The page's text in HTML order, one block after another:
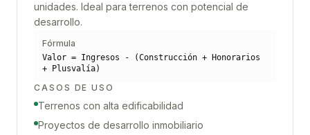
unidades. Ideal para terrenos con potencial de
desarrollo.
Fórmula
Valor = Ingresos - (Construcción + Honorarios
+ Plusvalía)
CASOS DE USO
Terrenos con alta edificabilidad
Proyectos de desarrollo inmobiliario